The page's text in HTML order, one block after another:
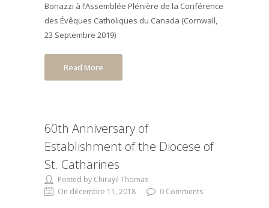
Bonazzi à l’Assemblée Plénière de la Conférence
des Évêques Catholiques du Canada (Cornwall,
23 Septembre 2019)
Read More
60th Anniversary of
Establishment of the Diocese of
St. Catharines
Posted by Chirayil Thomas
On décembre 11, 2018
0 Comments